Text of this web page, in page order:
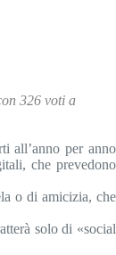
326 voti a
all’anno per anno
che prevedono
o di amicizia, che
solo di «social